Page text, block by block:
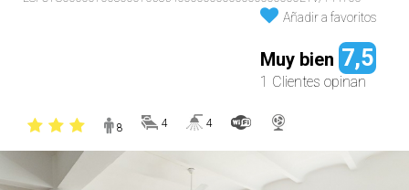
Añadir a favoritos
Muy bien 7,5
1 Clientes opinan
8 4 4